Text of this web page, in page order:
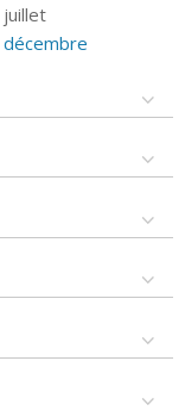
juillet
décembre